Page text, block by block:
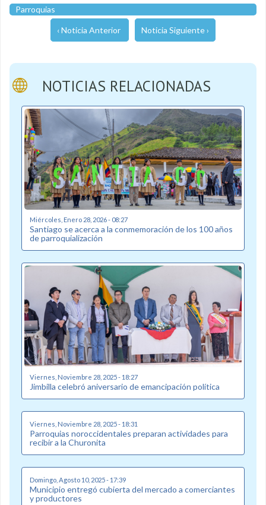
Parroquias
‹ Noticia Anterior Noticia Siguiente ›
NOTICIAS RELACIONADAS
Miércoles, Enero 28, 2026 - 08:27
Santiago se acerca a la conmemoración de los 100 años
de parroquialización
Viernes, Noviembre 28, 2025 - 18:27
Jimbilla celebró aniversario de emancipación política
Viernes, Noviembre 28, 2025 - 18:31
Parroquias noroccidentales preparan actividades para
recibir a la Churonita
Domingo, Agosto 10, 2025 - 17:39
Municipio entregó cubierta del mercado a comerciantes
y productores